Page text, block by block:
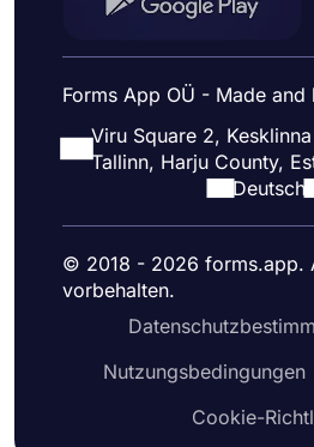
Forms App OÜ - Made and
Viru Square 2, Kesklinna
Tallinn, Harju County,
Deutsch
© 2018 - 2026 forms.app.
vorbehalten.
Nutzungsbedingungen
Cookie-